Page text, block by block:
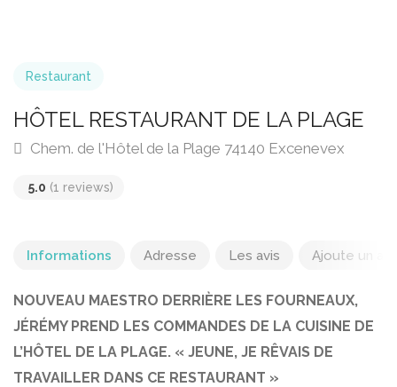
Restaurant
HÔTEL RESTAURANT DE LA PLAGE
Chem. de l'Hôtel de la Plage 74140 Excenevex
5.0 (1 reviews)
Informations Adresse Les avis Ajoute un
NOUVEAU MAESTRO DERRIÈRE LES FOURNEAUX,
JÉRÉMY PREND LES COMMANDES DE LA CUISINE DE
L’HÔTEL DE LA PLAGE. « JEUNE, JE RÊVAIS DE
TRAVAILLER DANS CE RESTAURANT »